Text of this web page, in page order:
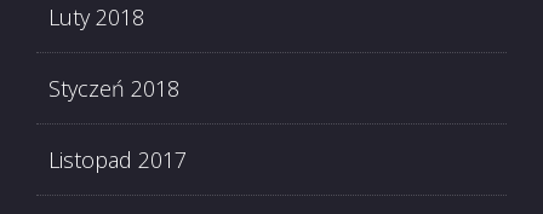
Luty 2018
Styczeń 2018
Listopad 2017